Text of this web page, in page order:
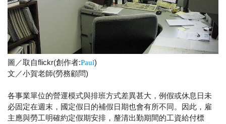
圖／取自flickr(創作者:Paul)
文／小賀老師(勞務顧問)
各事業單位的營運模式與排班方式差異甚大，例假或休息日未
必固定在週末，國定假日的補假日期也會有所不同。因此，雇
主應與勞工明確約定假期安排，釐清出勤期間的工資給付標